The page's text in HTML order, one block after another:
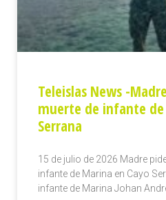
Teleislas News -
muerte de infante de
Serrana
15 de julio de 2026 Madre
infante de Marina en Cayo
infante de Marina Johan